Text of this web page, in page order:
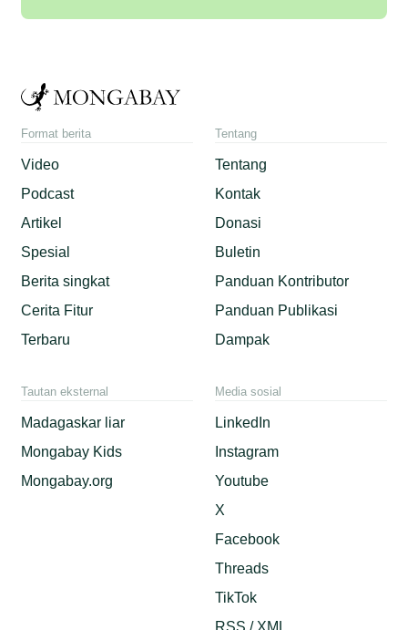
Format berita
Video
Podcast
Artikel
Spesial
Berita singkat
Cerita Fitur
Terbaru
Tentang
Tentang
Kontak
Donasi
Buletin
Panduan Kontributor
Panduan Publikasi
Dampak
Tautan eksternal
Madagaskar liar
Mongabay Kids
Mongabay.org
Media sosial
LinkedIn
Instagram
Youtube
X
Facebook
Threads
TikTok